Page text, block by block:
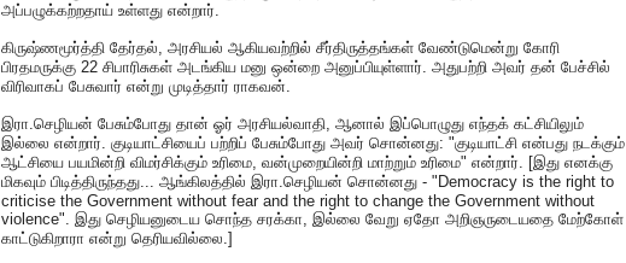
அப்பழுக்கற்றதாய் உள்ளது என்றார்.
கிருஷ்ணமூர்த்தி தேர்தல், அரசியல் ஆகியவற்றில் சீர்திருத்தங்கள் வேண்டுமென்று கோரி
பிரதமருக்கு 22 சிபாரிசுகள் அடங்கிய மனு ஒன்றை அனுப்பியுள்ளார். அதுபற்றி அவர் தன் பேச்சில்
விரிவாகப் பேசுவார் என்று முடித்தார் ராகவன்.
இரா.செழியன் பேசும்போது தான் ஓர் அரசியல்வாதி, ஆனால் இப்பொழுது எந்தக் கட்சியிலும்
இல்லை என்றார். குடியாட்சியைப் பற்றிப் பேசும்போது அவர் சொன்னது: "குடியாட்சி என்பது நடக்கும்
ஆட்சியை பயமின்றி விமர்சிக்கும் உரிமை, வன்முறையின்றி மாற்றும் உரிமை" என்றார். [இது எனக்கு
மிகவும் பிடித்திருந்தது... ஆங்கிலத்தில் இரா.செழியன் சொன்னது - "Democracy is the right to
criticise the Government without fear and the right to change the Government without
violence". இது செழியனுடைய சொந்த சரக்கா, இல்லை வேறு ஏதோ அறிஞருடையதை மேற்கோள்
காட்டுகிறாரா என்று தெரியவில்லை.]